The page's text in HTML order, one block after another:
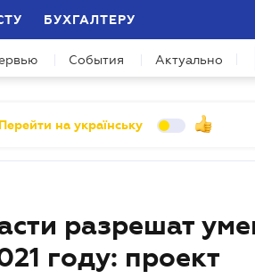
БУХГАЛТЕРУ
События Актуально
Перейти на українську
разрешат
году: проект